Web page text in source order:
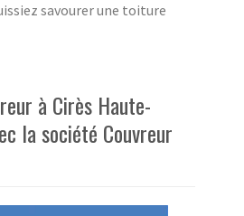
savourer une toiture
à Cirès Haute-
la société Couvreur